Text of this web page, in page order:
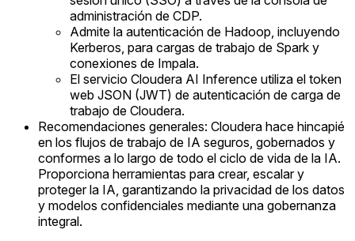
administración de CDP.
Admite la autenticación de Hadoop, incluyendo
Kerberos, para cargas de trabajo de Spark y
conexiones de Impala.
El servicio Cloudera AI Inference utiliza el token
web JSON (JWT) de autenticación de carga de
trabajo de Cloudera.
Recomendaciones generales: Cloudera hace hincapié
en los flujos de trabajo de IA seguros, gobernados y
conformes a lo largo de todo el ciclo de vida de la IA.
Proporciona herramientas para crear, escalar y
proteger la IA, garantizando la privacidad de los datos
y modelos confidenciales mediante una gobernanza
integral.